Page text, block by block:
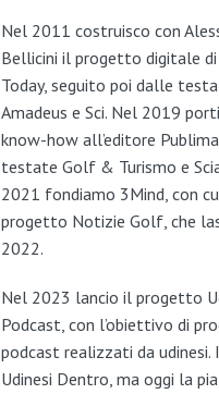
Nel 2011 costruisco con
Bellicini il progetto digitale
Today, seguito poi dalle
Amadeus e Sci. Nel 2019
know-how all’editore
testate Golf & Turismo e
2021 fondiamo 3Mind, con
progetto Notizie Golf, che
2022.
Nel 2023 lancio il progetto
Podcast, con l’obiettivo di
podcast realizzati da udinesi.
Udinesi Dentro, ma oggi la